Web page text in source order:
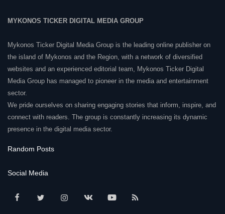
MYKONOS TICKER DIGITAL MEDIA GROUP
Mykonos Ticker Digital Media Group is the leading online publisher on
the island of Mykonos and the Region, with a network of diversified
websites and an experienced editorial team, Mykonos Ticker Digital
Media Group has managed to pioneer in the media and entertainment
sector.
We pride ourselves on sharing engaging stories that inform, inspire, and
connect with readers. The group is constantly increasing its dynamic
presence in the digital media sector.
Random Posts
Social Media